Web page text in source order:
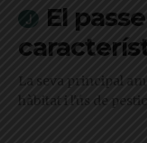
El
La seva principal
hàbitat i l'ús de